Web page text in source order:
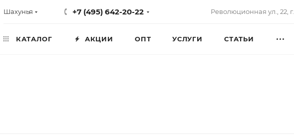
Шахунья +7 (495) 642-20-22 Революционная ул., 22,
КАТАЛОГ АКЦИИ ОПТ УСЛУГИ СТАТЬИ